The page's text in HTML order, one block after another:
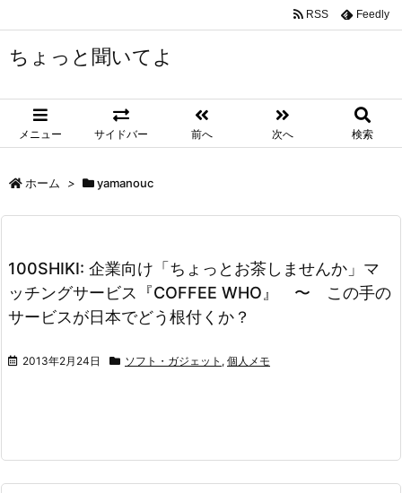
ちょっと聞いてよ
メニュー サイドバー 前へ 次へ 検索
RSS Feedly
ホーム > yamanouc
100SHIKI: 企業向け「ちょっとお茶しませんか」マ
ッチングサービス『COFFEE WHO』 〜 この手の
サービスが日本でどう根付くか？
2013年2月24日 ソフト・ガジェット , 個人メモ